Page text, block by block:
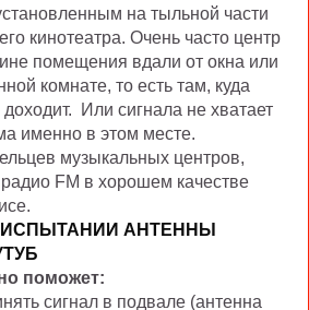
на тыльной части
кинотеатра. Очень часто центр
помещения вдали от окна или
комнате, то есть там, куда
Или сигнала не хватает
именно в этом месте.
музыкальных центров,
FM в хорошем качестве
ИСПЫТАНИИ АНТЕННЫ
поможет:
сигнал в подвале (антенна